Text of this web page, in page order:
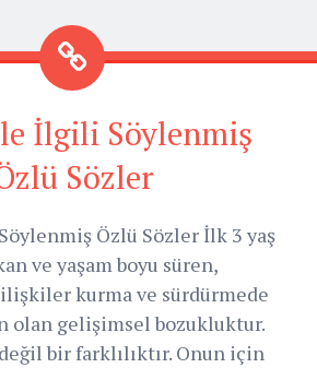
İlgili Söylenmiş
Sözler
Özlü Sözler İlk 3 yaş
ve yaşam boyu süren,
kurma ve sürdürmede
olan gelişimsel bozukluktur.
bir farklılıktır. Onun için